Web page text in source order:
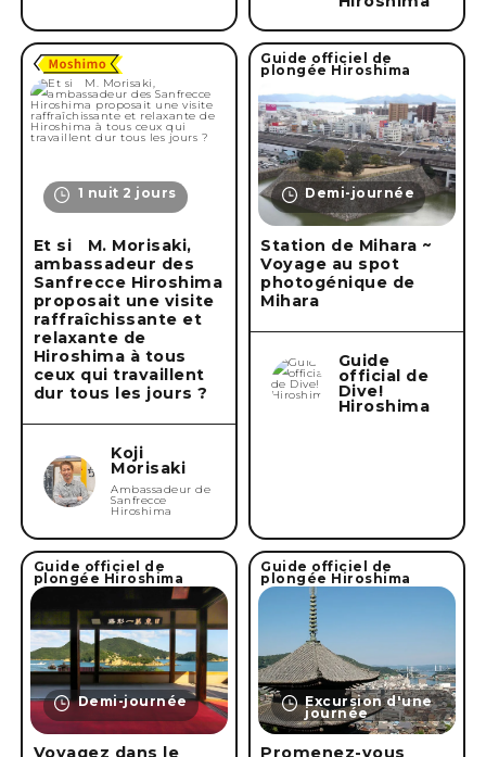
1 nuit 2 jours
Et si M. Morisaki,
ambassadeur des
Sanfrecce Hiroshima
proposait une visite
raffraîchissante et
relaxante de
Hiroshima à tous
ceux qui travaillent
dur tous les jours ?
Koji
Morisaki
Ambassadeur de
Sanfrecce
Hiroshima
Guide officiel de
plongée Hiroshima
Demi-journée
Station de Mihara ~
Voyage au spot
photogénique de
Mihara
Guide
official de
Dive!
Hiroshima
Guide officiel de
plongée Hiroshima
Demi-journée
Voyagez dans le
Guide officiel de
plongée Hiroshima
Excursion d'une
journée
Promenez-vous